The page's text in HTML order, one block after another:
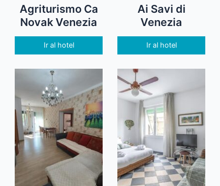
Agriturismo Ca
Novak Venezia
Ir al hotel
Ai Savi di
Venezia
Ir al hotel